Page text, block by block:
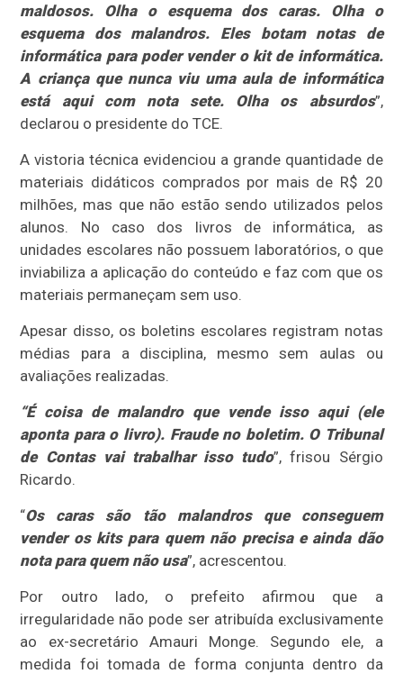
maldosos. Olha o esquema dos caras. Olha o
esquema dos malandros. Eles botam notas de
informática para poder vender o kit de informática.
A criança que nunca viu uma aula de informática
está aqui com nota sete. Olha os absurdos”,
declarou o presidente do TCE.
A vistoria técnica evidenciou a grande quantidade de
materiais didáticos comprados por mais de R$ 20
milhões, mas que não estão sendo utilizados pelos
alunos. No caso dos livros de informática, as
unidades escolares não possuem laboratórios, o que
inviabiliza a aplicação do conteúdo e faz com que os
materiais permaneçam sem uso.
Apesar disso, os boletins escolares registram notas
médias para a disciplina, mesmo sem aulas ou
avaliações realizadas.
“É coisa de malandro que vende isso aqui (ele
aponta para o livro). Fraude no boletim. O Tribunal
de Contas vai trabalhar isso tudo”, frisou Sérgio
Ricardo.
“Os caras são tão malandros que conseguem
vender os kits para quem não precisa e ainda dão
nota para quem não usa”, acrescentou.
Por outro lado, o prefeito afirmou que a
irregularidade não pode ser atribuída exclusivamente
ao ex-secretário Amauri Monge. Segundo ele, a
medida foi tomada de forma conjunta dentro da